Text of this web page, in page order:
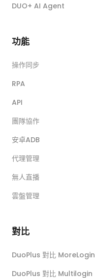
DUO+ AI Agent
功能
操作同步
RPA
API
團隊協作
安卓ADB
代理管理
無人直播
雲盤管理
對比
DuoPlus 對比 MoreLogin
DuoPlus 對比 Multilogin